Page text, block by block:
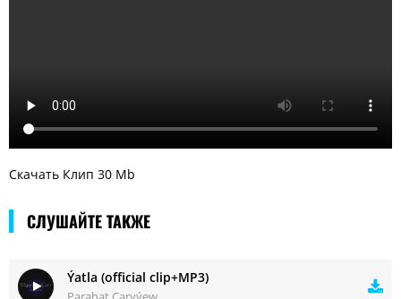
Скачать Клип 30 Mb
СЛУШАЙТЕ ТАКЖЕ
Ýatla (official clip+MP3)